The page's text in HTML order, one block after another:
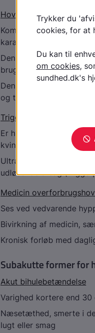
Hovedpine efter
Kommer indenfor en
karakter, men kan også
Den akutte form
bruges betegnelsen
Den kroniske form er
og tendens til at blive
Trigeminusneuralgi
Er hyppigst hos
kvinder end mænd
Ultrakorte kraftige
udløsende årsag
Medicin
Ses ved vedvarende
Bivirkning af medicin,
Kronisk forløb med
Subakutte former for
Akut bihulebetændelse
Varighed kortere end 30
Næsetæthed, smerte i
lugt eller smag